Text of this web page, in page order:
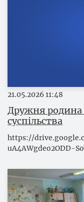
21.05.202611:48
Дружня родина
суспільства
https://
uA4AWgdeo2ODD-